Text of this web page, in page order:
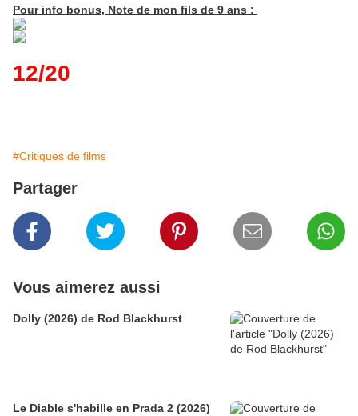
Pour info bonus, Note de mon fils de 9 ans :
12/20
#Critiques de films
Partager
Vous aimerez aussi
Dolly (2026) de Rod Blackhurst
Le Diable s'habille en Prada 2 (2026)